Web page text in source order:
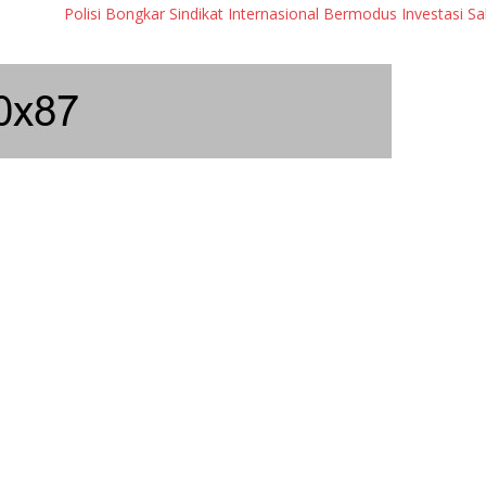
Bongkar Sindikat Internasional Bermodus Investasi Saham &